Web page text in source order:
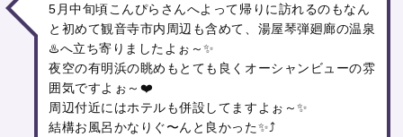
5月中旬頃こんぴらさんへよって帰りに訪れるのもなん
と初めて観音寺市内周辺も含めて、湯屋琴弾廻廊の温泉
♨️へ立ち寄りましたよぉ～✨
夜空の有明浜の眺めもとても良くオーシャンビューの雰
囲気ですよぉ～❤️
周辺付近にはホテルも併設してますよぉ～✨
結構お風呂かなりぐ〜んと良かった✨⤴️